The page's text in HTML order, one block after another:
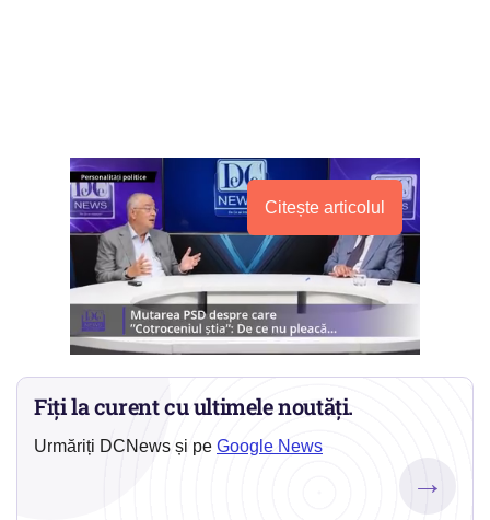
Citește articolul
Fiți la curent cu ultimele noutăți.
Urmăriți DCNews și pe Google News
→